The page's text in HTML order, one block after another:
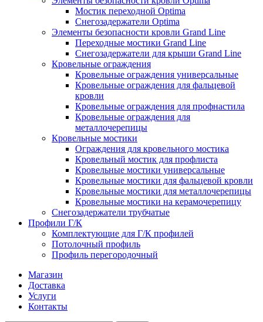
Мостик переходной Optima
Снегозадержатели Optima
Элементы безопасности кровли Grand Line
Переходные мостики Grand Line
Снегозадержатели для крыши Grand Line
Кровельные ограждения
Кровельные ограждения универсальные
Кровельные ограждения для фальцевой
кровли
Кровельные ограждения для профнастила
Кровельные ограждения для
металлочерепицы
Кровельные мостики
Ограждения для кровельного мостика
Кровельный мостик для профлиста
Кровельные мостики универсальные
Кровельные мостики для фальцевой кровли
Кровельные мостики для металлочерепицы
Кровельные мостики на керамочерепицу
Снегозадержатели трубчатые
Профили Г/К
Комплектующие для Г/К профилей
Потолочный профиль
Профиль перегородочный
Магазин
Доставка
Услуги
Контакты